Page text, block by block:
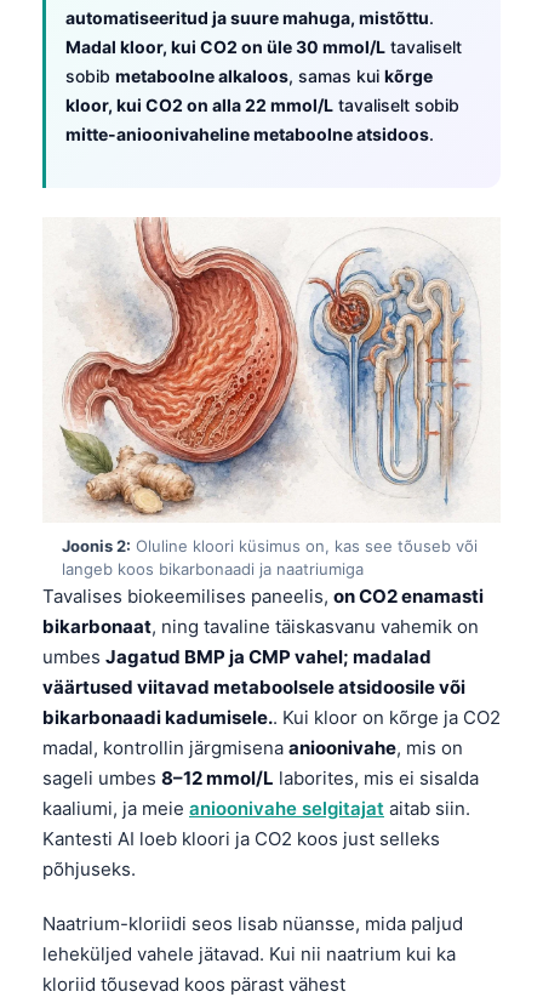
automatiseeritud ja suure mahuga, mistõttu.
Madal kloor, kui CO2 on üle 30 mmol/L tavaliselt
sobib metaboolne alkaloos, samas kui kõrge
kloor, kui CO2 on alla 22 mmol/L tavaliselt sobib
mitte-anioonivaheline metaboolne atsidoos.
Joonis 2: Oluline kloori küsimus on, kas see tõuseb või
langeb koos bikarbonaadi ja naatriumiga
Tavalises biokeemilises paneelis, on CO2 enamasti
bikarbonaat, ning tavaline täiskasvanu vahemik on
umbes Jagatud BMP ja CMP vahel; madalad
väärtused viitavad metaboolsele atsidoosile või
bikarbonaadi kadumisele.. Kui kloor on kõrge ja CO2
madal, kontrollin järgmisena anioonivahe, mis on
sageli umbes 8–12 mmol/L laborites, mis ei sisalda
kaaliumi, ja meie anioonivahe selgitajat aitab siin.
Kantesti AI loeb kloori ja CO2 koos just selleks
põhjuseks.
Naatrium-kloriidi seos lisab nüansse, mida paljud
leheküljed vahele jätavad. Kui nii naatrium kui ka
kloriid tõusevad koos pärast vähest